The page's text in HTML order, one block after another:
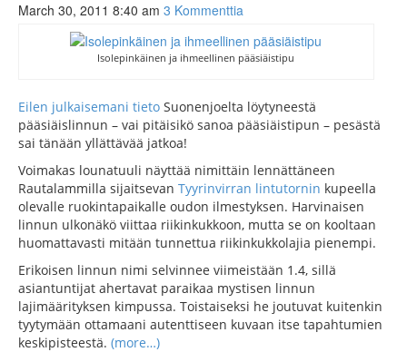
March 30, 2011 8:40 am 3 Kommenttia
Isolepinkäinen ja ihmeellinen pääsiäistipu
Eilen julkaisemani tieto Suonenjoelta löytyneestä
pääsiäislinnun – vai pitäisikö sanoa pääsiäistipun – pesästä
sai tänään yllättävää jatkoa!
Voimakas lounatuuli näyttää nimittäin lennättäneen
Rautalammilla sijaitsevan Tyyrinvirran lintutornin kupeella
olevalle ruokintapaikalle oudon ilmestyksen. Harvinaisen
linnun ulkonäkö viittaa riikinkukkoon, mutta se on kooltaan
huomattavasti mitään tunnettua riikinkukkolajia pienempi.
Erikoisen linnun nimi selvinnee viimeistään 1.4, sillä
asiantuntijat ahertavat paraikaa mystisen linnun
lajimäärityksen kimpussa. Toistaiseksi he joutuvat kuitenkin
tyytymään ottamaani autenttiseen kuvaan itse tapahtumien
keskipisteestä. (more…)